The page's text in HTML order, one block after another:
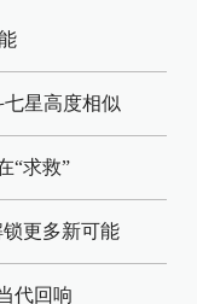
星高度相似
“求救”
锁更多新可能
代回响